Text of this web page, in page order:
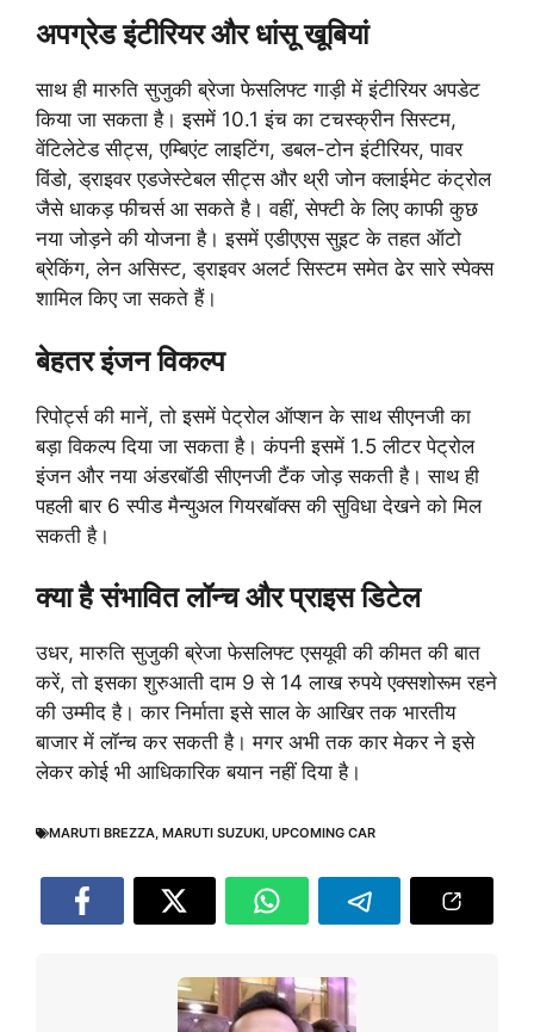
अपग्रेड इंटीरियर और धांसू खूबियां
साथ ही मारुति सुजुकी ब्रेजा फेसलिफ्ट गाड़ी में इंटीरियर अपडेट
किया जा सकता है। इसमें 10.1 इंच का टचस्क्रीन सिस्टम,
वेंटिलेटेड सीट्स, एम्बिएंट लाइटिंग, डबल-टोन इंटीरियर, पावर
विंडो, ड्राइवर एडजेस्टेबल सीट्स और थ्री जोन क्लाईमेट कंट्रोल
जैसे धाकड़ फीचर्स आ सकते है। वहीं, सेफ्टी के लिए काफी कुछ
नया जोड़ने की योजना है। इसमें एडीएएस सुइट के तहत ऑटो
ब्रेकिंग, लेन असिस्ट, ड्राइवर अलर्ट सिस्टम समेत ढेर सारे स्पेक्स
शामिल किए जा सकते हैं।
बेहतर इंजन विकल्प
रिपोर्ट्स की मानें, तो इसमें पेट्रोल ऑप्शन के साथ सीएनजी का
बड़ा विकल्प दिया जा सकता है। कंपनी इसमें 1.5 लीटर पेट्रोल
इंजन और नया अंडरबॉडी सीएनजी टैंक जोड़ सकती है। साथ ही
पहली बार 6 स्पीड मैन्युअल गियरबॉक्स की सुविधा देखने को मिल
सकती है।
क्या है संभावित लॉन्च और प्राइस डिटेल
उधर, मारुति सुजुकी ब्रेजा फेसलिफ्ट एसयूवी की कीमत की बात
करें, तो इसका शुरुआती दाम 9 से 14 लाख रुपये एक्सशोरूम रहने
की उम्मीद है। कार निर्माता इसे साल के आखिर तक भारतीय
बाजार में लॉन्च कर सकती है। मगर अभी तक कार मेकर ने इसे
लेकर कोई भी आधिकारिक बयान नहीं दिया है।
MARUTI BREZZA, MARUTI SUZUKI, UPCOMING CAR